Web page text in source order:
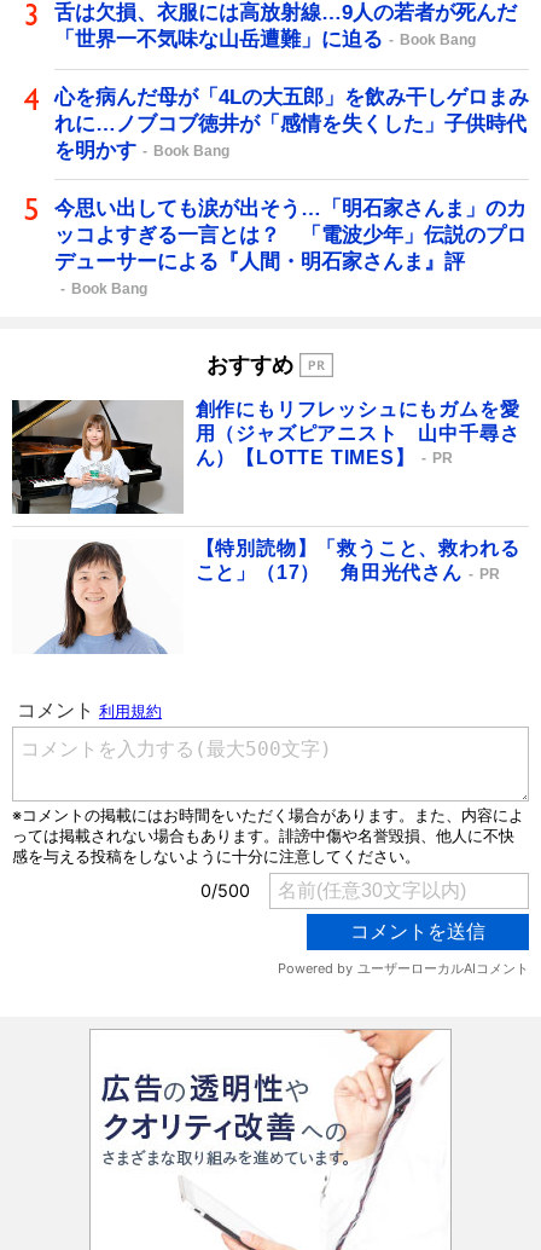
舌は欠損、衣服には高放射線…9人の若者が死んだ
「世界一不気味な山岳遭難」に迫る
Book Bang
心を病んだ母が「4Lの大五郎」を飲み干しゲロまみ
れに…ノブコブ徳井が「感情を失くした」子供時代
を明かす
Book Bang
今思い出しても涙が出そう…「明石家さんま」のカ
ッコよすぎる一言とは？ 「電波少年」伝説のプロ
デューサーによる『人間・明石家さんま』評
Book Bang
おすすめ
創作にもリフレッシュにもガムを愛
用（ジャズピアニスト 山中千尋さ
ん）【LOTTE TIMES】
PR
【特別読物】「救うこと、救われる
こと」（17） 角田光代さん
PR